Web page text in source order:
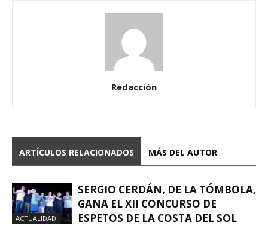
Redacción
ARTÍCULOS RELACIONADOS MÁS DEL AUTOR
ACTUALIDAD
SERGIO CERDÁN, DE LA TÓMBOLA,
GANA EL XII CONCURSO DE
ESPETOS DE LA COSTA DEL SOL